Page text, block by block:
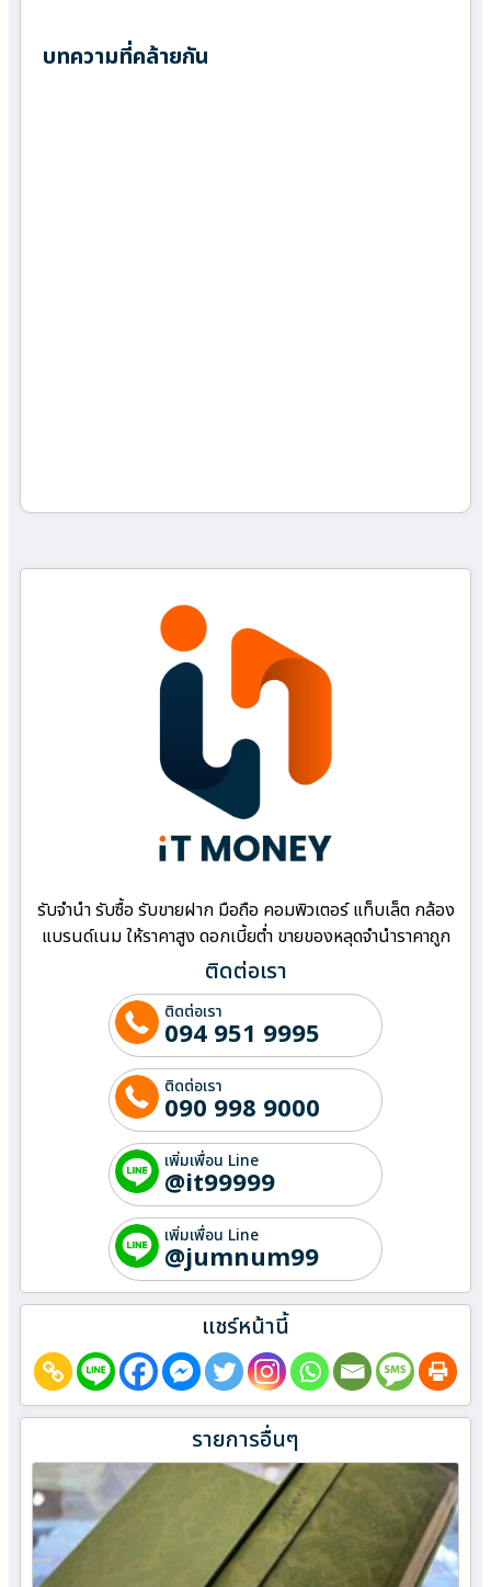
บทความที่คล้ายกัน
รับจำนำ รับซื้อ รับขายฝาก มือถือ คอมพิวเตอร์ แท็บเล็ต กล้อง
แบรนด์เนม ให้ราคาสูง ดอกเบี้ยต่ำ ขายของหลุดจำนำราคาถูก
ติดต่อเรา
ติดต่อเรา
094 951 9995
ติดต่อเรา
090 998 9000
เพิ่มเพื่อน Line
@it99999
เพิ่มเพื่อน Line
@jumnum99
แชร์หน้านี้
รายการอื่นๆ